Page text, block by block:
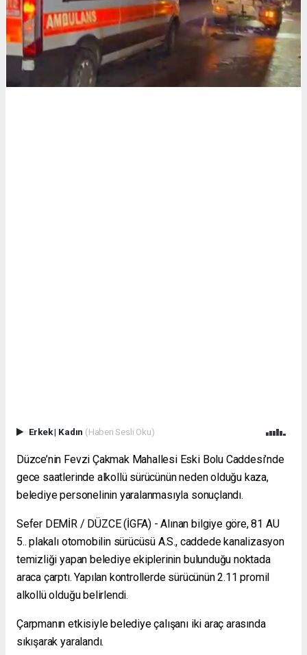
Erkek| Kadın (Haberi Sesli Oku)
Düzce’nin Fevzi Çakmak Mahallesi Eski Bolu Caddesi’nde
gece saatlerinde alkollü sürücünün neden olduğu kaza,
belediye personelinin yaralanmasıyla sonuçlandı.
Sefer DEMİR / DÜZCE (İGFA) - Alınan bilgiye göre, 81 AU
5.. plakalı otomobilin sürücüsü A.S., caddede kanalizasyon
temizliği yapan belediye ekiplerinin bulunduğu noktada
araca çarptı. Yapılan kontrollerde sürücünün 2.11 promil
alkollü olduğu belirlendi.
Çarpmanın etkisiyle belediye çalışanı iki araç arasında
sıkışarak yaralandı.